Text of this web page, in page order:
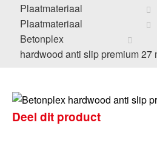
Plaatmateriaal
Plaatmateriaal
Betonplex
hardwood anti slip premium 27
Deel dit product